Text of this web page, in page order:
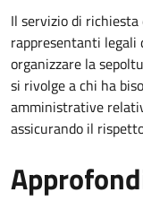
Il servizio di
rappresentanti legali
organizzare la
si rivolge a chi ha
amministrative
assicurando il